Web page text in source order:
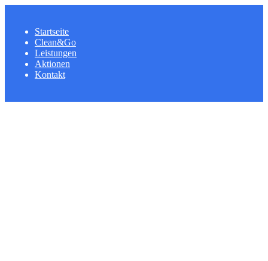
Startseite
Clean&Go
Leistungen
Aktionen
Kontakt